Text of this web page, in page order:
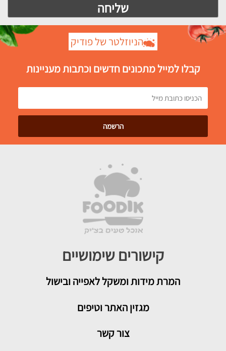
הניוזלטר של פודיק
קבלו למייל מתכונים חדשים וכתבות מעניינות
קישורים שימושיים
המרת מידות ומשקל לאפייה ובישול
מגזין האתר וטיפים
צור קשר